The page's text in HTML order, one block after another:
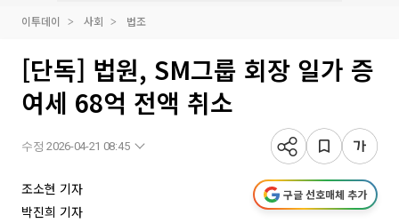
이투데이 사회 법조
[단독] 법원, SM그룹 회장 일가 증
여세 68억 전액 취소
수정 2026-04-21 08:45
조소현 기자
박진희 기자
구글 선호매체 추가